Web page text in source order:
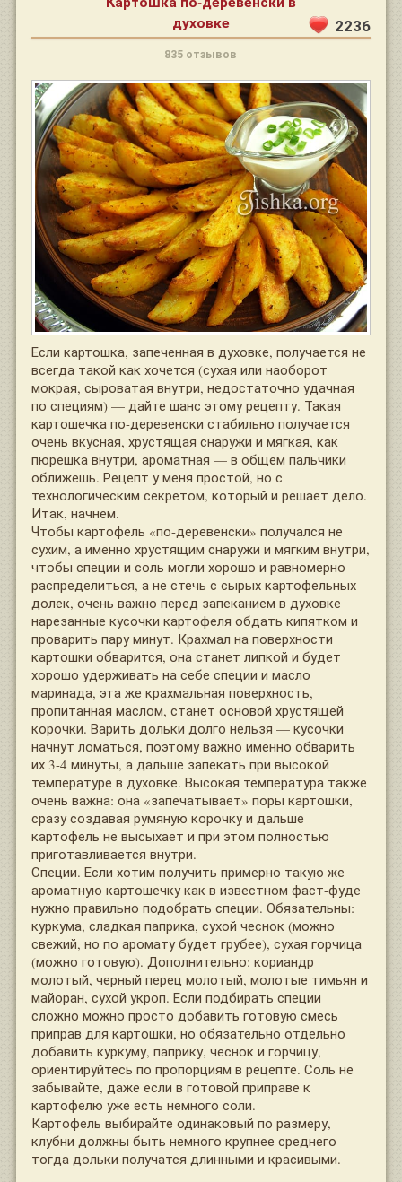
духовке 2236
835 отзывов
Если картошка, запеченная в духовке, получается не
всегда такой как хочется (сухая или наоборот
мокрая, сыроватая внутри, недостаточно удачная
по специям) — дайте шанс этому рецепту. Такая
картошечка по-деревенски стабильно получается
очень вкусная, хрустящая снаружи и мягкая, как
пюрешка внутри, ароматная — в общем пальчики
оближешь. Рецепт у меня простой, но с
технологическим секретом, который и решает дело.
Итак, начнем.
Чтобы картофель «по-деревенски» получался не
сухим, а именно хрустящим снаружи и мягким внутри,
чтобы специи и соль могли хорошо и равномерно
распределиться, а не стечь с сырых картофельных
долек, очень важно перед запеканием в духовке
нарезанные кусочки картофеля обдать кипятком и
проварить пару минут. Крахмал на поверхности
картошки обварится, она станет липкой и будет
хорошо удерживать на себе специи и масло
маринада, эта же крахмальная поверхность,
пропитанная маслом, станет основой хрустящей
корочки. Варить дольки долго нельзя — кусочки
начнут ломаться, поэтому важно именно обварить
их 3-4 минуты, а дальше запекать при высокой
температуре в духовке. Высокая температура также
очень важна: она «запечатывает» поры картошки,
сразу создавая румяную корочку и дальше
картофель не высыхает и при этом полностью
приготавливается внутри.
Специи. Если хотим получить примерно такую же
ароматную картошечку как в известном фаст-фуде
нужно правильно подобрать специи. Обязательны:
куркума, сладкая паприка, сухой чеснок (можно
свежий, но по аромату будет грубее), сухая горчица
(можно готовую). Дополнительно: кориандр
молотый, черный перец молотый, молотые тимьян и
майоран, сухой укроп. Если подбирать специи
сложно можно просто добавить готовую смесь
приправ для картошки, но обязательно отдельно
добавить куркуму, паприку, чеснок и горчицу,
ориентируйтесь по пропорциям в рецепте. Соль не
забывайте, даже если в готовой приправе к
картофелю уже есть немного соли.
Картофель выбирайте одинаковый по размеру,
клубни должны быть немного крупнее среднего —
тогда дольки получатся длинными и красивыми.